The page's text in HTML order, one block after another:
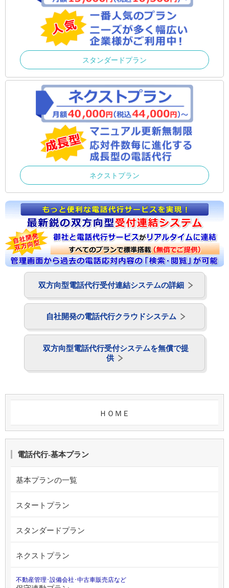
スタンダードプラン
ネクストプラン
双方向型電話代行受付連結システムの詳細
自社開発の電話代行クラウドシステム
双方向型電話代行受付システムを無償で提
供
ＨＯＭＥ
電話代行-基本プラン
基本プランの一覧
スタートプラン
スタンダードプラン
ネクストプラン
不動産管理･設備会社･中古車販売店など